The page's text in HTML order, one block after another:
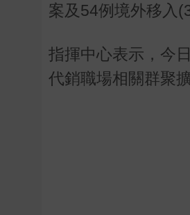
案及54例境外移入
指揮中心表示，今
代銷職場相關群聚